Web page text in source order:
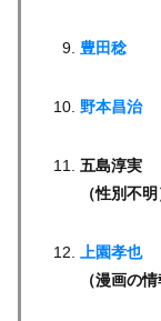
豊田稔
野本昌治
五島淳実
（性別不明
上園孝也
（漫画の